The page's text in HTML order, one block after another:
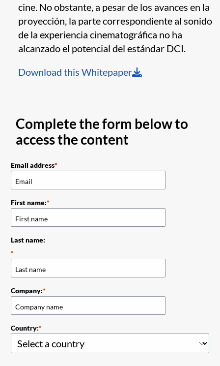
cine. No obstante, a pesar de los avances en la
proyección, la parte correspondiente al sonido
de la experiencia cinematográfica no ha
alcanzado el potencial del estándar DCI.
Download this Whitepaper
Complete the form below to
access the content
Email address
First name:
Last name:
Company:
Country: